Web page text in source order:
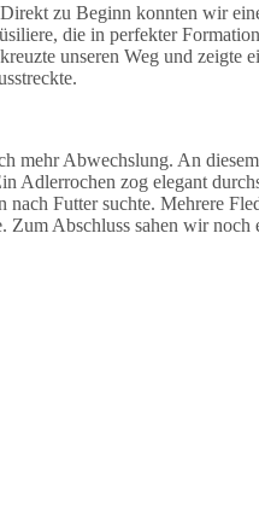
zu Beginn konnten wir
die in perfekter
unseren Weg und
mehr Abwechslung. An
Adlerrochen zog elegant
Futter suchte. Mehrere
Abschluss sahen wir